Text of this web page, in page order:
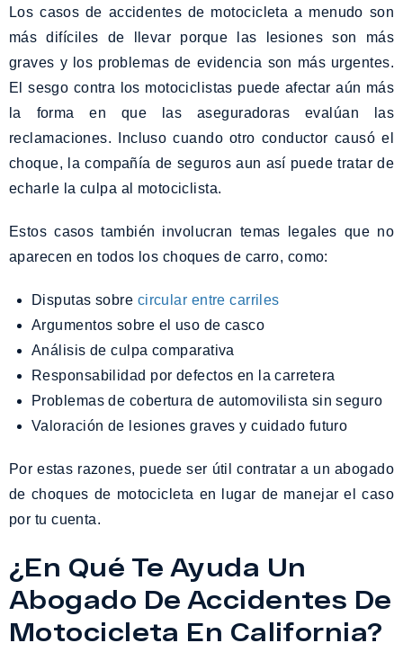
Los casos de accidentes de motocicleta a menudo son
más difíciles de llevar porque las lesiones son más
graves y los problemas de evidencia son más urgentes.
El sesgo contra los motociclistas puede afectar aún más
la forma en que las aseguradoras evalúan las
reclamaciones. Incluso cuando otro conductor causó el
choque, la compañía de seguros aun así puede tratar de
echarle la culpa al motociclista.
Estos casos también involucran temas legales que no
aparecen en todos los choques de carro, como:
Disputas sobre circular entre carriles
Argumentos sobre el uso de casco
Análisis de culpa comparativa
Responsabilidad por defectos en la carretera
Problemas de cobertura de automovilista sin seguro
Valoración de lesiones graves y cuidado futuro
Por estas razones, puede ser útil contratar a un abogado
de choques de motocicleta en lugar de manejar el caso
por tu cuenta.
¿En Qué Te Ayuda Un
Abogado De Accidentes De
Motocicleta En California?